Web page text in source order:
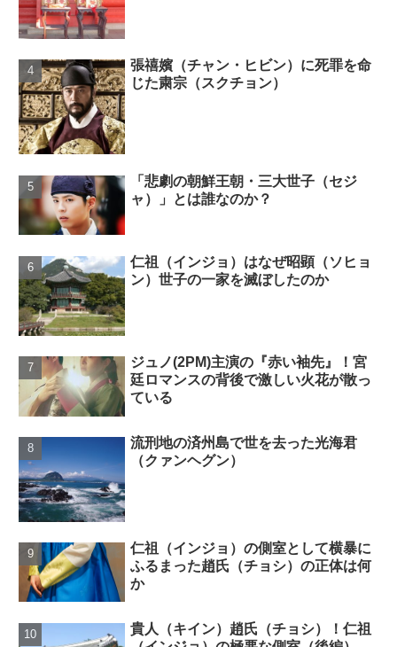
張禧嬪（チャン・ヒビン）に死罪を命
じた粛宗（スクチョン）
「悲劇の朝鮮王朝・三大世子（セジ
ャ）」とは誰なのか？
仁祖（インジョ）はなぜ昭顕（ソヒョ
ン）世子の一家を滅ぼしたのか
ジュノ(2PM)主演の『赤い袖先』！宮
廷ロマンスの背後で激しい火花が散っ
ている
流刑地の済州島で世を去った光海君
（クァンヘグン）
仁祖（インジョ）の側室として横暴に
ふるまった趙氏（チョシ）の正体は何
か
貴人（キイン）趙氏（チョシ）！仁祖